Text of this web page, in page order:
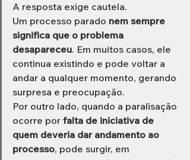
A resposta exige cautela.
Um processo parado nem sempre
significa que o problema
desapareceu. Em muitos casos, ele
continua existindo e pode voltar a
andar a qualquer momento, gerando
surpresa e preocupação.
Por outro lado, quando a paralisação
ocorre por falta de iniciativa de
quem deveria dar andamento ao
processo, pode surgir, em